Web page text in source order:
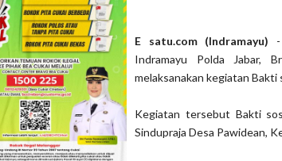
E satu.com (Indramayu)
Indramayu Polda Jabar,
melaksanakan kegiatan Bakti
Kegiatan tersebut Bakti
Sindupraja Desa Pawidean,